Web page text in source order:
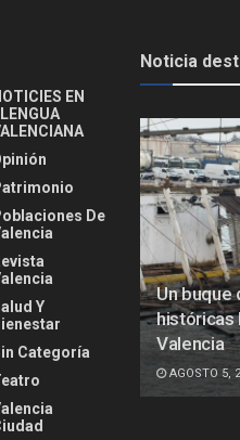
EN
De
Y
Categoría
Noticia
Un buque
históricas
Valencia
AGOSTO 5,